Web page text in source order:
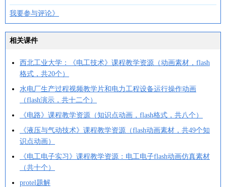
我要参与评论》
相关课件
西北工业大学：《电工技术》课程教学资源（动画素材，flash
格式，共20个）
水电厂生产过程视频教学片和电力工程设备运行操作动画
（flash演示，共十二个）
《电路》课程教学资源（知识点动画，flash格式，共八个）
《液压与气动技术》课程教学资源（flash动画素材，共49个知
识点动画）
《电工电子实习》课程教学资源：电工电子flash动画仿真素材
（共十个）
protel题解